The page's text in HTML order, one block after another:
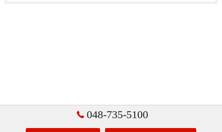
048-735-5100